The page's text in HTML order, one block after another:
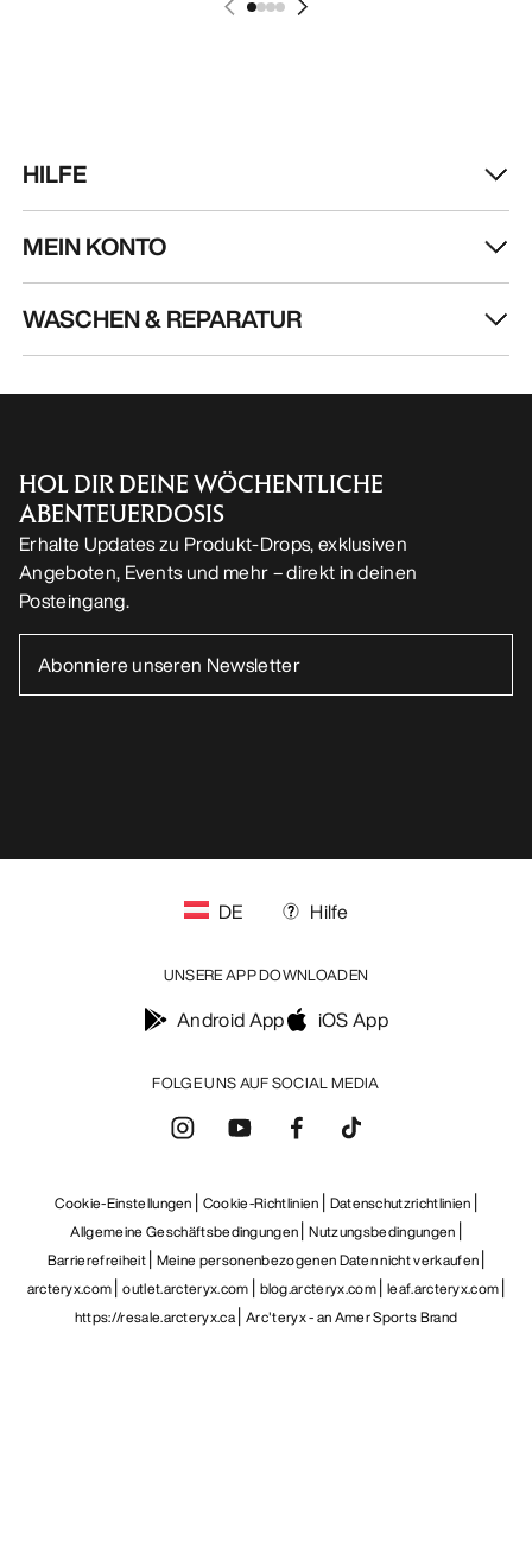
HILFE
MEIN KONTO
WASCHEN & REPARATUR
HOL DIR DEINE WÖCHENTLICHE
ABENTEUERDOSIS
Erhalte Updates zu Produkt-Drops, exklusiven
Angeboten, Events und mehr – direkt in deinen
Posteingang.
FOLGE UNS AUF SOCIAL MEDIA
DE Hilfe
UNSERE APP DOWNLOADEN
Android App iOS App
Cookie-Einstellungen Cookie-Richtlinien Datenschutzrichtlinien
Allgemeine Geschäftsbedingungen Nutzungsbedingungen
Barrierefreiheit Meine personenbezogenen Daten nicht verkaufen
arcteryx.com outlet.arcteryx.com blog.arcteryx.com leaf.arcteryx.com
https://resale.arcteryx.ca Arc'teryx - an Amer Sports Brand